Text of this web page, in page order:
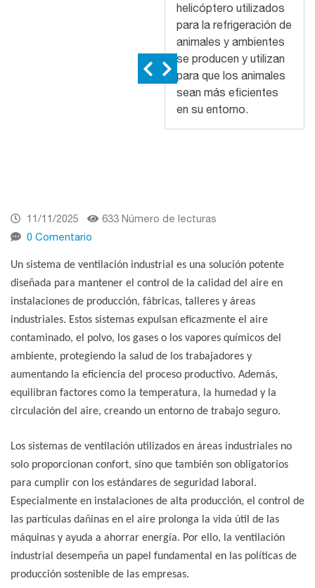
helicóptero utilizados
para la refrigeración de
animales y ambientes
se producen y utilizan
para que los animales
sean más eficientes
en su entorno.
11/11/2025
633 Número de lecturas
0 Comentario
Un sistema de ventilación industrial es una solución potente
diseñada para mantener el control de la calidad del aire en
instalaciones de producción, fábricas, talleres y áreas
industriales. Estos sistemas expulsan eficazmente el aire
contaminado, el polvo, los gases o los vapores químicos del
ambiente, protegiendo la salud de los trabajadores y
aumentando la eficiencia del proceso productivo. Además,
equilibran factores como la temperatura, la humedad y la
circulación del aire, creando un entorno de trabajo seguro.
Los sistemas de ventilación utilizados en áreas industriales no
solo proporcionan confort, sino que también son obligatorios
para cumplir con los estándares de seguridad laboral.
Especialmente en instalaciones de alta producción, el control de
las partículas dañinas en el aire prolonga la vida útil de las
máquinas y ayuda a ahorrar energía. Por ello, la ventilación
industrial desempeña un papel fundamental en las políticas de
producción sostenible de las empresas.